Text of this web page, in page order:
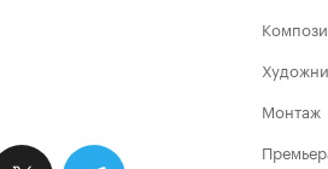
Монтаж